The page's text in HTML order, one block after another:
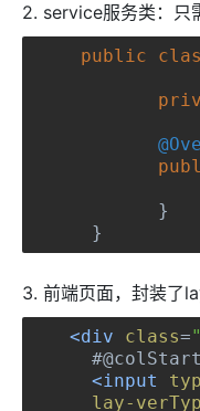
2. service服务类：只
public
}
}
3. 前端页面，封装了
<div class=
<input
lay-